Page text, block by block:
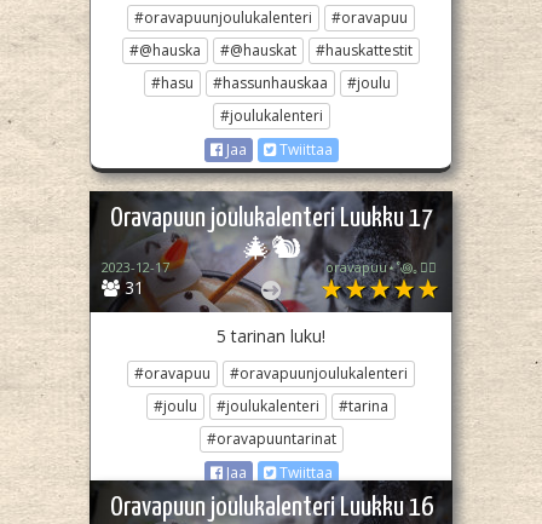
#oravapuunjoulukalenteri
#oravapuu
#@hauska
#@hauskat
#hauskattestit
#hasu
#hassunhauskaa
#joulu
#joulukalenteri
Jaa
Twiittaa
Oravapuun joulukalenteri Luukku 17
🎄🐿️
31
2023-12-17 oravapuu⋆˚꩜｡🏳️‍🌈
5 tarinan luku!
#oravapuu
#oravapuunjoulukalenteri
#joulu
#joulukalenteri
#tarina
#oravapuuntarinat
Jaa
Twiittaa
Oravapuun joulukalenteri Luukku 16